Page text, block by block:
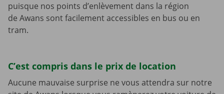
puisque nos points d’enlèvement dans la région
de Awans sont facilement accessibles en bus ou en
tram.
C’est compris dans le prix de location
Aucune mauvaise surprise ne vous attendra sur notre